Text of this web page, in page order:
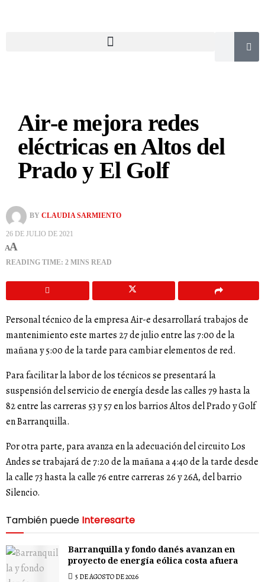
Air-e mejora redes
eléctricas en Altos del
Prado y El Golf
BY CLAUDIA SARMIENTO
26 DE JULIO DE 2021
AA
READING TIME: 2 MINS READ
Personal técnico de la empresa Air-e desarrollará trabajos de
mantenimiento este martes 27 de julio entre las 7:00 de la
mañana y 5:00 de la tarde para cambiar elementos de red.
Para facilitar la labor de los técnicos se presentará la
suspensión del servicio de energía desde las calles 79 hasta la
82 entre las carreras 53 y 57 en los barrios Altos del Prado y Golf
en Barranquilla.
Por otra parte, para avanza en la adecuación del circuito Los
Andes se trabajará de 7:20 de la mañana a 4:40 de la tarde desde
la calle 73 hasta la calle 76 entre carreras 26 y 26A, del barrio
Silencio.
También puede Interesarte
Barranquilla y fondo danés avanzan en
proyecto de energía eólica costa afuera
5 DE AGOSTO DE 2026